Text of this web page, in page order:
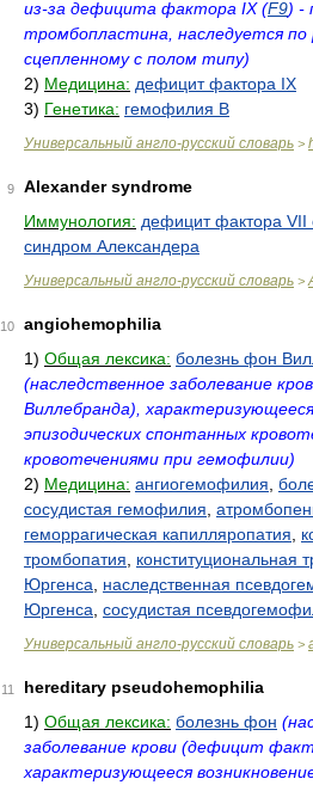
из-за дефицита фактора IX (F9) -
тромбопластина, наследуется по
сцепленному с полом типу)
2) Медицина: дефицит фактора IX
3) Генетика: гемофилия B
Универсальный англо-русский словарь >
9
Alexander syndrome
Иммунология: дефицит фактора VII
синдром Александера
Универсальный англо-русский словарь >
10
angiohemophilia
1) Общая лексика: болезнь фон
(наследственное заболевание
Виллебранда),
эпизодических спонтанных
кровотечениями при гемофилии)
2) Медицина: ангиогемофилия
сосудистая гемофилия
геморрагическая капилляропатия
тромбопатия
конституциональная
Юргенса
наследственная
Юргенса сосудистая
Универсальный англо-русский словарь >
11
hereditary pseudohemophilia
1) Общая лексика: болезнь фон
заболевание крови (дефицит
характеризующееся